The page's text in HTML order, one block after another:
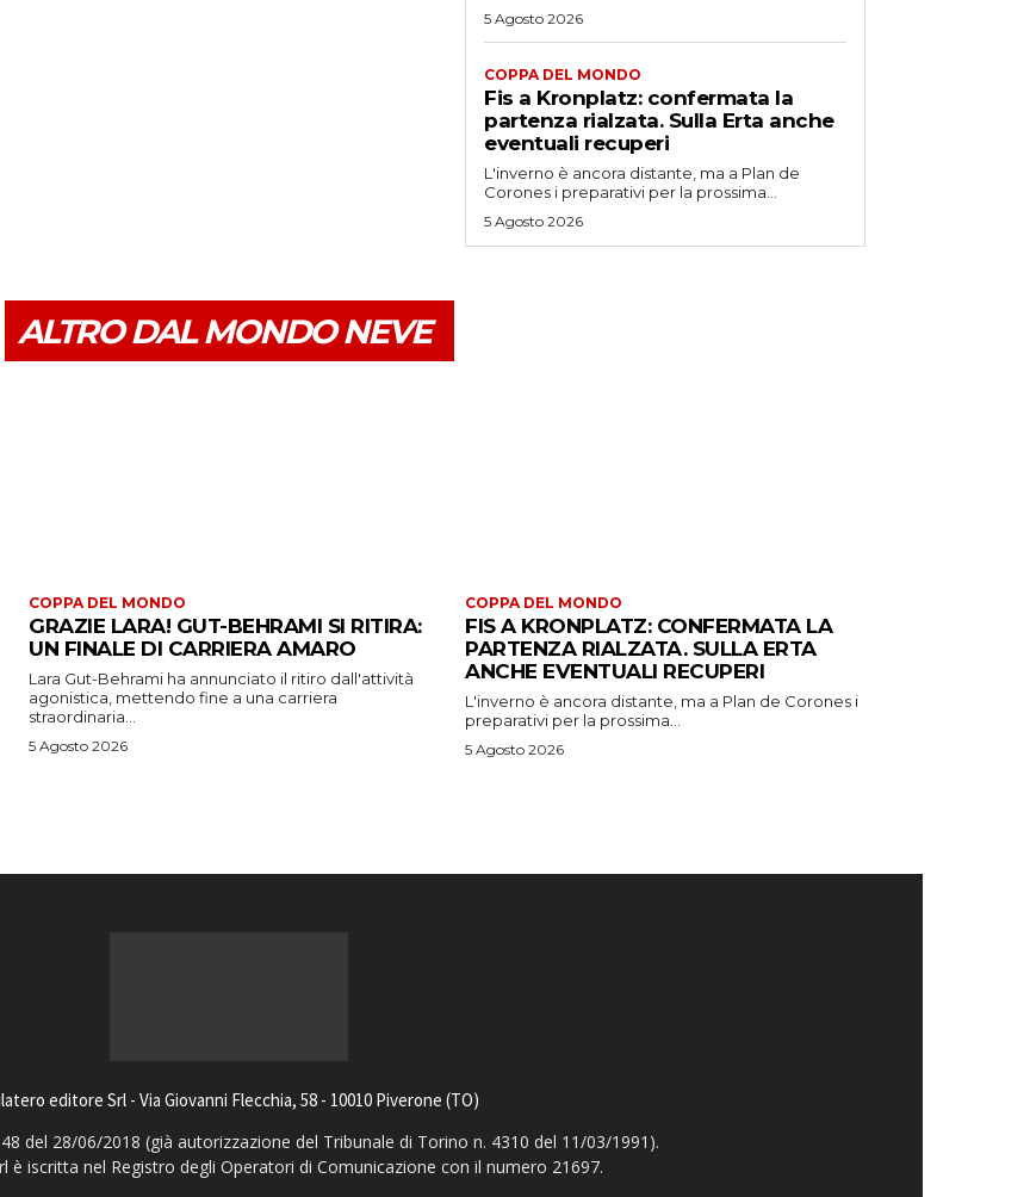
5 Agosto 2026
COPPA DEL MONDO
Fis a Kronplatz: confermata la
partenza rialzata. Sulla Erta anche
eventuali recuperi
L'inverno è ancora distante, ma a Plan de
Corones i preparativi per la prossima...
5 Agosto 2026
ALTRO DAL MONDO NEVE
COPPA DEL MONDO
GRAZIE LARA! GUT-BEHRAMI SI RITIRA:
UN FINALE DI CARRIERA AMARO
Lara Gut-Behrami ha annunciato il ritiro dall'attività
agonistica, mettendo fine a una carriera
straordinaria...
5 Agosto 2026
COPPA DEL MONDO
FIS A KRONPLATZ: CONFERMATA LA
PARTENZA RIALZATA. SULLA ERTA
ANCHE EVENTUALI RECUPERI
L'inverno è ancora distante, ma a Plan de Corones i
preparativi per la prossima...
5 Agosto 2026
editore Srl - Via Giovanni Flecchia, 58 - 10010 Piverone (TO)
del 28/06/2018 (già autorizzazione del Tribunale di Torino n. 4310 del 11/03/1991).
è iscritta nel Registro degli Operatori di Comunicazione con il numero 21697.